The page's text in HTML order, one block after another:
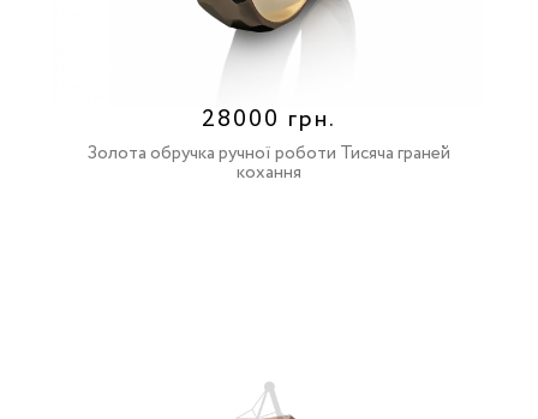
28000 грн.
Золота обручка ручної роботи Тисяча граней
кохання